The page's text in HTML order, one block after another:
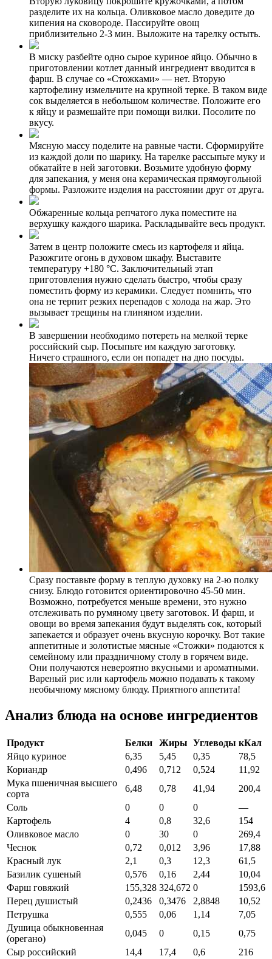
разделите их на кольца. Оливковое масло доведите до
кипения на сковороде. Пассируйте овощ
приблизительно 2-3 мин. Выложите на тарелку остыть.
В миску разбейте одно сырое куриное яйцо. Обычно в
приготовлении котлет данный ингредиент вводится в
фарш. В случае со «Стожками» — нет. Вторую
картофелину измельчите на крупной терке. В таком виде
сок выделяется в небольшом количестве. Положите его
к яйцу и размешайте при помощи вилки. Посолите по
вкусу.
Мясную массу поделите на равные части. Сформируйте
из каждой доли по шарику. На тарелке рассыпьте муку и
обкатайте в ней заготовки. Возьмите удобную форму
для запекания, у меня она керамическая прямоугольной
формы. Разложите изделия на расстоянии друг от друга.
Обжаренные кольца репчатого лука поместите на
верхушку каждого шарика. Раскладывайте весь продукт.
Затем в центр положите смесь из картофеля и яйца.
Разожгите огонь в духовом шкафу. Выставите
температуру +180 °С. Заключительный этап
приготовления нужно сделать быстро, чтобы сразу
поместить форму из керамики. Следует помнить, что
она не терпит резких перепадов с холода на жар. Это
вызывает трещины на глиняном изделии.
В завершении необходимо потереть на мелкой терке
российский сыр. Посыпьте им каждую заготовку.
Ничего страшного, если он попадет на дно посуды.
Сразу поставьте форму в теплую духовку на 2-ю полку
снизу. Блюдо готовится ориентировочно 45-50 мин.
Возможно, потребуется меньше времени, это нужно
отслеживать по румяному цвету заготовок. И фарш, и
овощи во время запекания будут выделять сок, который
запекается и образует очень вкусную корочку. Вот такие
аппетитные и золотистые мясные «Стожки» подаются к
семейному или праздничному столу в горячем виде.
Они получаются невероятно вкусными и ароматными.
Вареный рис или картофель можно подавать к такому
необычному мясному блюду. Приятного аппетита!
Анализ блюда на основе ингредиентов
Продукт Белки Жиры Углеводы кКал
Яйцо куриное
6,35 5,45 0,35
78,5
Кориандр
0,496 0,712 0,524
11,92
Мука пшеничная высшего
сорта
6,48 0,78 41,94
200,4
Соль
0 0 0
—
Картофель
4 0,8 32,6
154
Оливковое масло
0 30 0
269,4
Чеснок
0,72 0,012 3,96
17,88
Красный лук
2,1 0,3 12,3
61,5
Базилик сушеный
0,576 0,16 2,44
10,04
Фарш говяжий
155,328 324,672 0
1593,6
Перец душистый
0,2436 0,3476 2,8848
10,52
Петрушка
0,555 0,06 1,14
7,05
Душица обыкновенная
(орегано)
0,045 0 0,15
0,75
Сыр российский
14,4 17,4 0,6
216